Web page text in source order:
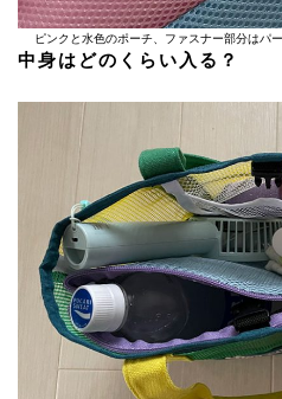
ピンクと水色のポーチ、ファスナー部分はパ
中身はどのくらい入る？